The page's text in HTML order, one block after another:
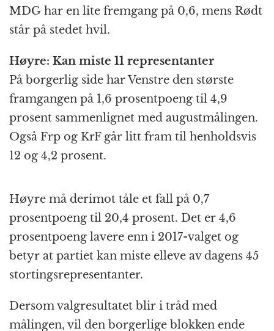
MDG har en lite fremgang på 0,6, mens Rødt
står på stedet hvil.
Høyre: Kan miste 11 representanter
På borgerlig side har Venstre den største
framgangen på 1,6 prosentpoeng til 4,9
prosent sammenlignet med augustmålingen.
Også Frp og KrF går litt fram til henholdsvis
12 og 4,2 prosent.
Høyre må derimot tåle et fall på 0,7
prosentpoeng til 20,4 prosent. Det er 4,6
prosentpoeng lavere enn i 2017-valget og
betyr at partiet kan miste elleve av dagens 45
stortingsrepresentanter.
Dersom valgresultatet blir i tråd med
målingen, vil den borgerlige blokken ende